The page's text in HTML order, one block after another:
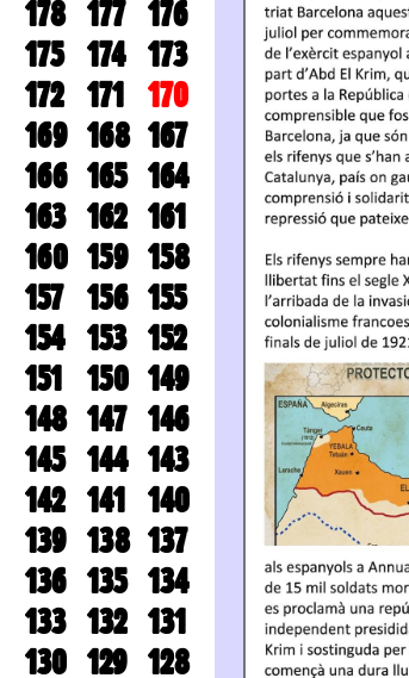
178 177 176
175 174 173
172 171 170
169 168 167
166 165 164
163 162 161
160 159 158
157 156 155
154 153 152
151
150 149
148 147 146
145 144 143
142 141 140
139 138 137
136 135 134
133 132 131
130 129 128